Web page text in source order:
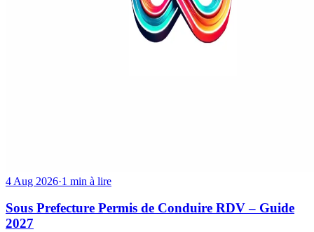
4 Aug 2026·1 min à lire
Sous Prefecture Permis de Conduire RDV – Guide
2027